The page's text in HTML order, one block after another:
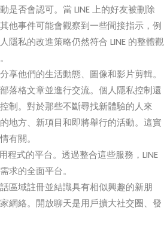
是否會認可。當 LINE 上的好友被刪除
他事件可能會觀察到一些間接指示，例
隱私的改進策略仍然符合 LINE 的整體觀
他們的生活動態、圖像和影片剪輯。
落格文章並進行交流。個人隱私控制還
制。對於那些不斷尋找新體驗的人來
地方、新項目和即將舉行的活動。這實
有關。
程式的平台。透過整合這些服務，LINE
求的全面平台。
區域註冊並結識具有相似興趣的新朋
網絡。開放聊天是用戶擴大社交圈、發